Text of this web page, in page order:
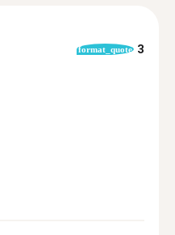
format_quote 3